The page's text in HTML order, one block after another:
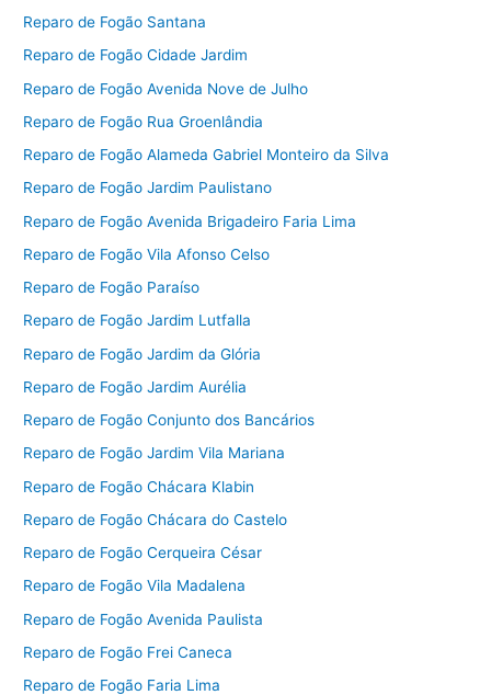
Reparo de Fogão Santana
Reparo de Fogão Cidade Jardim
Reparo de Fogão Avenida Nove de Julho
Reparo de Fogão Rua Groenlândia
Reparo de Fogão Alameda Gabriel Monteiro da Silva
Reparo de Fogão Jardim Paulistano
Reparo de Fogão Avenida Brigadeiro Faria Lima
Reparo de Fogão Vila Afonso Celso
Reparo de Fogão Paraíso
Reparo de Fogão Jardim Lutfalla
Reparo de Fogão Jardim da Glória
Reparo de Fogão Jardim Aurélia
Reparo de Fogão Conjunto dos Bancários
Reparo de Fogão Jardim Vila Mariana
Reparo de Fogão Chácara Klabin
Reparo de Fogão Chácara do Castelo
Reparo de Fogão Cerqueira César
Reparo de Fogão Vila Madalena
Reparo de Fogão Avenida Paulista
Reparo de Fogão Frei Caneca
Reparo de Fogão Faria Lima